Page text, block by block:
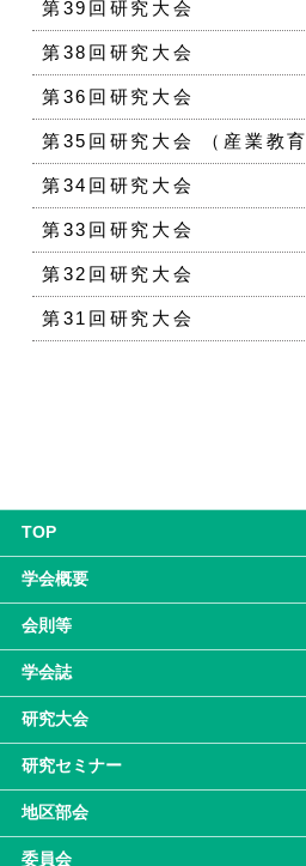
第39回研究大会
第38回研究大会
第36回研究大会
第35回研究大会 （産業教
第34回研究大会
第33回研究大会
第32回研究大会
第31回研究大会
TOP
学会概要
会則等
学会誌
研究大会
研究セミナー
地区部会
委員会